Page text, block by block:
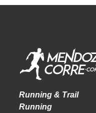
Running & Trail
Running